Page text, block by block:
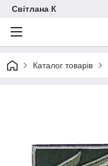
Світлана К
Каталог товарів